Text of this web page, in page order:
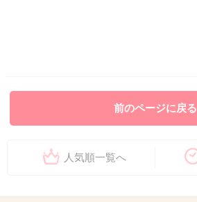
前のページに戻る
人気順一覧へ